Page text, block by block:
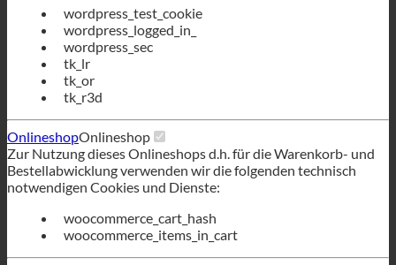
wordpress_test_cookie
wordpress_logged_in_
wordpress_sec
tk_lr
tk_or
tk_r3d
OnlineshopOnlineshop
Zur Nutzung dieses Onlineshops d.h. für die Warenkorb- und
Bestellabwicklung verwenden wir die folgenden technisch
notwendigen Cookies und Dienste:
woocommerce_cart_hash
woocommerce_items_in_cart